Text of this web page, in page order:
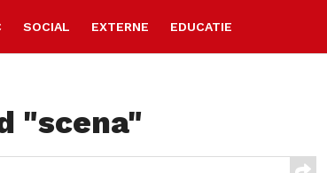
SOCIAL EXTERNE EDUCATIE
"scena"